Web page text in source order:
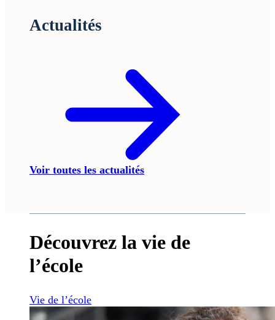
Actualités
Voir toutes les actualités
Découvrez la vie de
l’école
Vie de l’école